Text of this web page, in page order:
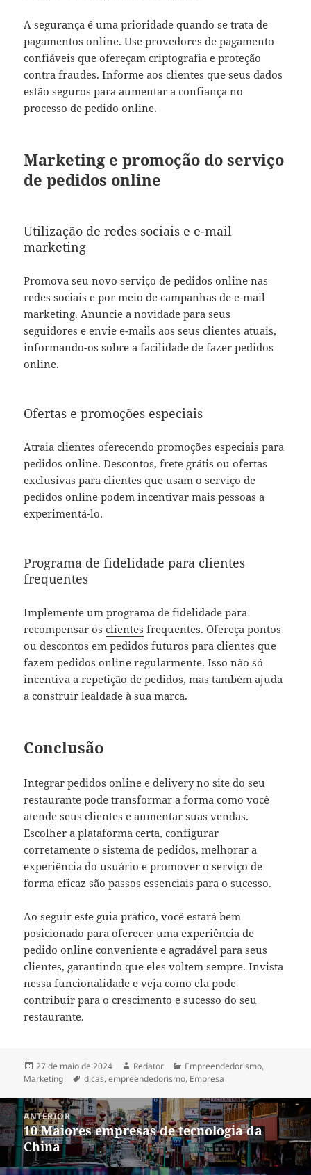
A segurança é uma prioridade quando se trata de
pagamentos online. Use provedores de pagamento
confiáveis que ofereçam criptografia e proteção
contra fraudes. Informe aos clientes que seus dados
estão seguros para aumentar a confiança no
processo de pedido online.
Marketing e promoção do serviço
de pedidos online
Utilização de redes sociais e e-mail
marketing
Promova seu novo serviço de pedidos online nas
redes sociais e por meio de campanhas de e-mail
marketing. Anuncie a novidade para seus
seguidores e envie e-mails aos seus clientes atuais,
informando-os sobre a facilidade de fazer pedidos
online.
Ofertas e promoções especiais
Atraia clientes oferecendo promoções especiais para
pedidos online. Descontos, frete grátis ou ofertas
exclusivas para clientes que usam o serviço de
pedidos online podem incentivar mais pessoas a
experimentá-lo.
Programa de fidelidade para clientes
frequentes
Implemente um programa de fidelidade para
recompensar osclientes frequentes. Ofereça pontos
ou descontos em pedidos futuros para clientes que
fazem pedidos online regularmente. Isso não só
incentiva a repetição de pedidos, mas também ajuda
a construir lealdade à sua marca.
Conclusão
Integrar pedidos online e delivery no site do seu
restaurante pode transformar a forma como você
atende seus clientes e aumentar suas vendas.
Escolher a plataforma certa, configurar
corretamente o sistema de pedidos, melhorar a
experiência do usuário e promover o serviço de
forma eficaz são passos essenciais para o sucesso.
Ao seguir este guia prático, você estará bem
posicionado para oferecer uma experiência de
pedido online conveniente e agradável para seus
clientes, garantindo que eles voltem sempre. Invista
nessa funcionalidade e veja como ela pode
contribuir para o crescimento e sucesso do seu
restaurante.
Publicado
em
27 de maio de 2024 Autor
Redator Categorias
Empreendedorismo,
Marketing
Tags
dicas,empreendedorismo, Empresa
Navegação
de
Post
ANTERIOR
Post
anterior:
10 Maiores empresas de tecnologia da
China